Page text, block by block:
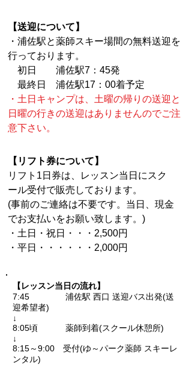
​【送迎について】
・浦佐駅と薬師スキー場間の無料送迎を
行っております。
初日 浦佐駅7：45発
最終日 浦佐駅17：00着予定
・土日キャンプは、土曜の帰りの送迎と
日曜の行きの送迎はありませんのでご注
意下さい。
【リフト券について】
リフト1日券は、レッスン当日にスク
ール受付で販売しております。
(事前のご連絡は不要です。当日、現金
でお支払いをお願い致します。)
・土日・祝日・・・2,500円
・平日・・・・・・2,000円
【レッスン当日の流れ】
7:45 浦佐駅 西口 送迎バス出発(送
迎希望者)
↓
8:05頃 薬師到着(スクール休憩所)
↓
8:15～9:00 受付(ゆ～パーク薬師 スキーレ
ンタル)